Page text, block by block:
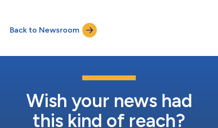
premier plan, désormais en pleine croissance et générateur de
revenus. L'acquisition s'est révélée être transformatrice pour la
Back to Newsroom
Wish your news had
this kind of reach?